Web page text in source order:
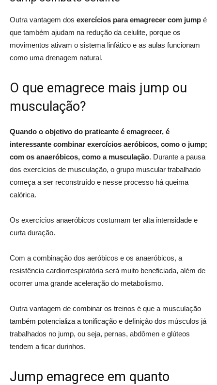
Outra vantagem dos exercícios para emagrecer com jump é
que também ajudam na redução da celulite, porque os
movimentos ativam o sistema linfático e as aulas funcionam
como uma drenagem natural.
O que emagrece mais jump ou
musculação?
Quando o objetivo do praticante é emagrecer, é
interessante combinar exercícios aeróbicos, como o jump;
com os anaeróbicos, como a musculação. Durante a pausa
dos exercícios de musculação, o grupo muscular trabalhado
começa a ser reconstruído e nesse processo há queima
calórica.
Os exercícios anaeróbicos costumam ter alta intensidade e
curta duração.
Com a combinação dos aeróbicos e os anaeróbicos, a
resistência cardiorrespiratória será muito beneficiada, além de
ocorrer uma grande aceleração do metabolismo.
Outra vantagem de combinar os treinos é que a musculação
também potencializa a tonificação e definição dos músculos já
trabalhados no jump, ou seja, pernas, abdômen e glúteos
tendem a ficar durinhos.
Jump emagrece em quanto